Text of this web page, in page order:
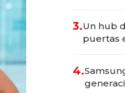
3.Un hub
puertas
4.